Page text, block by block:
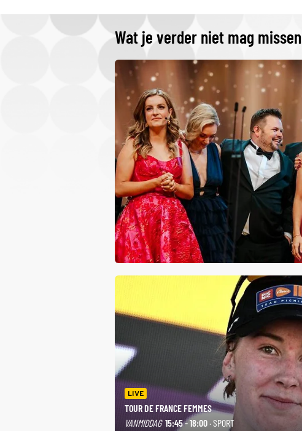
Wat je verder niet mag missen
LIVE
TOUR DE FRANCE FEMMES
VANMIDDAG 15:45 - 18:00 · SPORT